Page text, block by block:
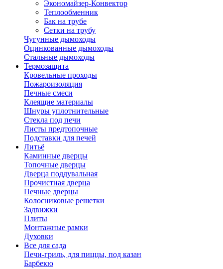
Экономайзер-Конвектор
Теплообменник
Бак на трубе
Сетки на трубу
Чугунные дымоходы
Оцинкованные дымоходы
Стальные дымоходы
Термозащита
Кровельные проходы
Пожароизоляция
Печные смеси
Клеящие материалы
Шнуры уплотнительные
Стекла под печи
Листы предтопочные
Подставки для печей
Литьё
Каминные дверцы
Топочные дверцы
Дверца поддувальная
Прочистная дверца
Печные дверцы
Колосниковые решетки
Задвижки
Плиты
Монтажные рамки
Духовки
Все для сада
Печи-гриль, для пиццы, под казан
Барбекю